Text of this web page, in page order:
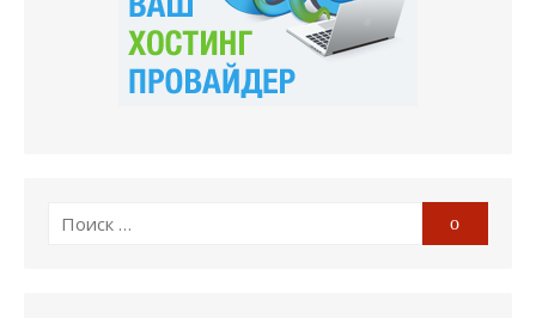
Поиск
Поиск